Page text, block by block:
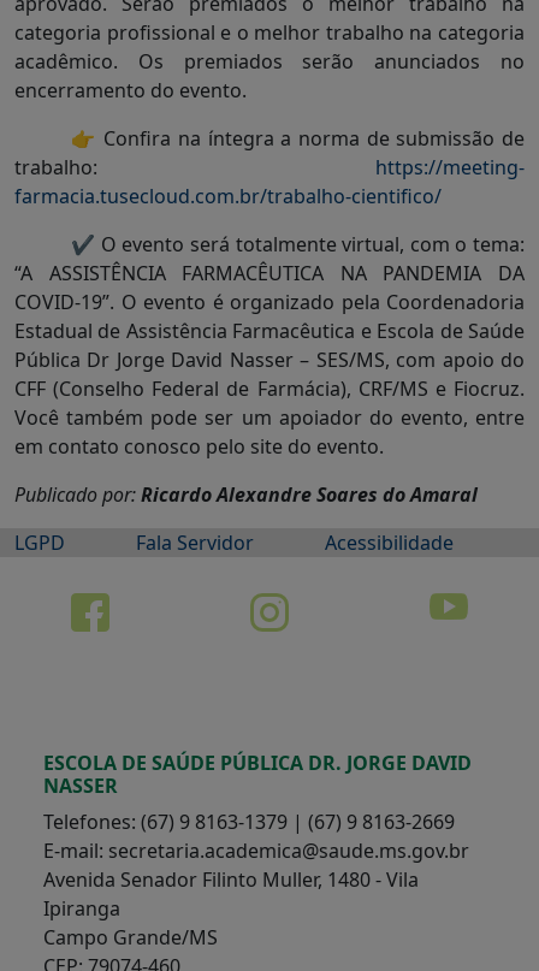
categoria profissional e o melhor trabalho na categoria
acadêmico. Os premiados serão anunciados no
encerramento do evento.
👉 Confira na íntegra a norma de submissão de
trabalho: https://meeting-
farmacia.tusecloud.com.br/trabalho-cientifico/
✔️ O evento será totalmente virtual, com o tema:
“A ASSISTÊNCIA FARMACÊUTICA NA PANDEMIA DA
COVID-19”. O evento é organizado pela Coordenadoria
Estadual de Assistência Farmacêutica e Escola de Saúde
Pública Dr Jorge David Nasser – SES/MS, com apoio do
CFF (Conselho Federal de Farmácia), CRF/MS e Fiocruz.
Você também pode ser um apoiador do evento, entre
em contato conosco pelo site do evento.
Publicado por:Ricardo Alexandre Soares do Amaral
LGPD
Fala Servidor Acessibilidade
ESCOLA DE SAÚDE PÚBLICA DR. JORGE DAVID
NASSER
Telefones: (67) 9 8163-1379 | (67) 9 8163-2669
E-mail: secretaria.academica@saude.ms.gov.br
Avenida Senador Filinto Muller, 1480 - Vila
Ipiranga
Campo Grande/MS
CEP: 79074-460